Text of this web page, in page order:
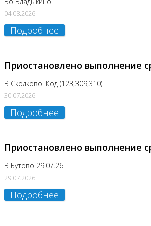
04.08.2026
Подробнее
Приостановлено выполнение
В Сколково. Код (123,309,310)
30.07.2026
Подробнее
Приостановлено выполнение
В Бутово 29.07.26
29.07.2026
Подробнее